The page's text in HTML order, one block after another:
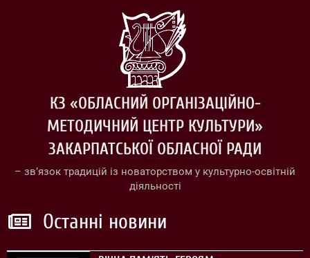
КЗ «ОБЛАСНИЙ ОРГАНІЗАЦІЙНО-
МЕТОДИЧНИЙ ЦЕНТР КУЛЬТУРИ»
ЗАКАРПАТСЬКОЇ ОБЛАСНОЇ РАДИ
– зв’язок традицій із новаторством у культурно-освітній
діяльності
Останні новини